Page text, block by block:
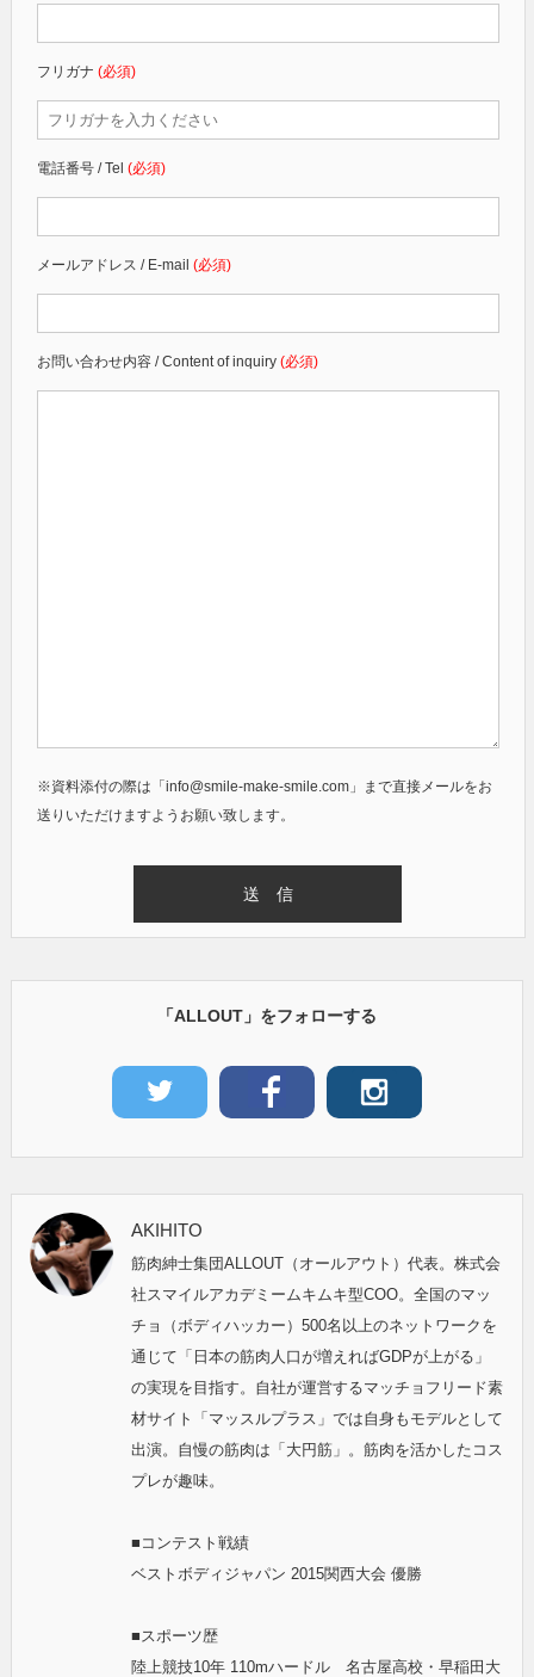
フリガナ (必須)
電話番号 / Tel (必須)
メールアドレス / E-mail (必須)
お問い合わせ内容 / Content of inquiry (必須)
※資料添付の際は「info@smile-make-smile.com」まで直接メールをお
送りいただけますようお願い致します。
「ALLOUT」をフォローする
AKIHITO
筋肉紳士集団ALLOUT（オールアウト）代表。株式会
社スマイルアカデミームキムキ型COO。全国のマッ
チョ（ボディハッカー）500名以上のネットワークを
通じて「日本の筋肉人口が増えればGDPが上がる」
の実現を目指す。自社が運営するマッチョフリード素
材サイト「マッスルプラス」では自身もモデルとして
出演。自慢の筋肉は「大円筋」。筋肉を活かしたコス
プレが趣味。
■コンテスト戦績
ベストボディジャパン 2015関西大会 優勝
■スポーツ歴
陸上競技10年 110mハードル 名古屋高校・早稲田大